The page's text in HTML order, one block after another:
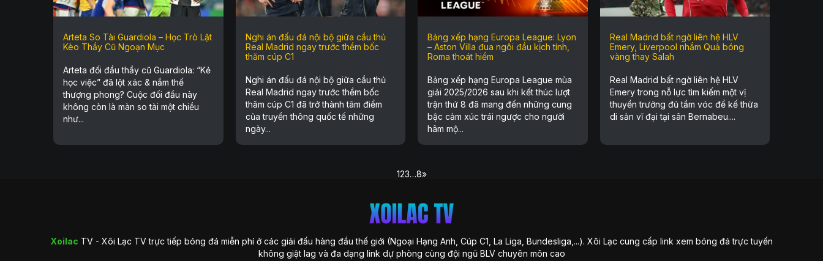
Arteta So Tài Guardiola – Học Trò Lật
Kèo Thầy Cũ Ngoạn Mục
Arteta đối đầu thầy cũ Guardiola: “Kẻ
học việc” đã lột xác & nắm thế
thượng phong? Cuộc đối đầu này
không còn là màn so tài một chiều
như...
Nghi án đấu đá nội bộ giữa cầu thủ
Real Madrid ngay trước thềm bốc
thăm cúp C1
Nghi án đấu đá nội bộ giữa cầu thủ
Real Madrid ngay trước thềm bốc
thăm cúp C1 đã trở thành tâm điểm
của truyền thông quốc tế những
ngày...
Bảng xếp hạng Europa League: Lyon
– Aston Villa đua ngôi đầu kịch tính,
Roma thoát hiểm
Bảng xếp hạng Europa League mùa
giải 2025/2026 sau khi kết thúc lượt
trận thứ 8 đã mang đến những cung
bậc cảm xúc trái ngược cho người
hâm mộ...
Real Madrid bất ngờ liên hệ HLV
Emery, Liverpool nhắm Quả bóng
vàng thay Salah
Real Madrid bất ngờ liên hệ HLV
Emery trong nỗ lực tìm kiếm một vị
thuyền trưởng đủ tầm vóc để kế thừa
di sản vĩ đại tại sân Bernabeu....
123…8»
Xoilac TV - Xôi Lạc TV trực tiếp bóng đá miễn phí ở các giải đấu hàng đầu thế giới (Ngoại Hạng Anh, Cúp C1, La Liga, Bundesliga,...). Xôi Lạc cung cấp link xem bóng đá trực tuyến
không giật lag và đa dạng link dự phòng cùng đội ngũ BLV chuyên môn cao